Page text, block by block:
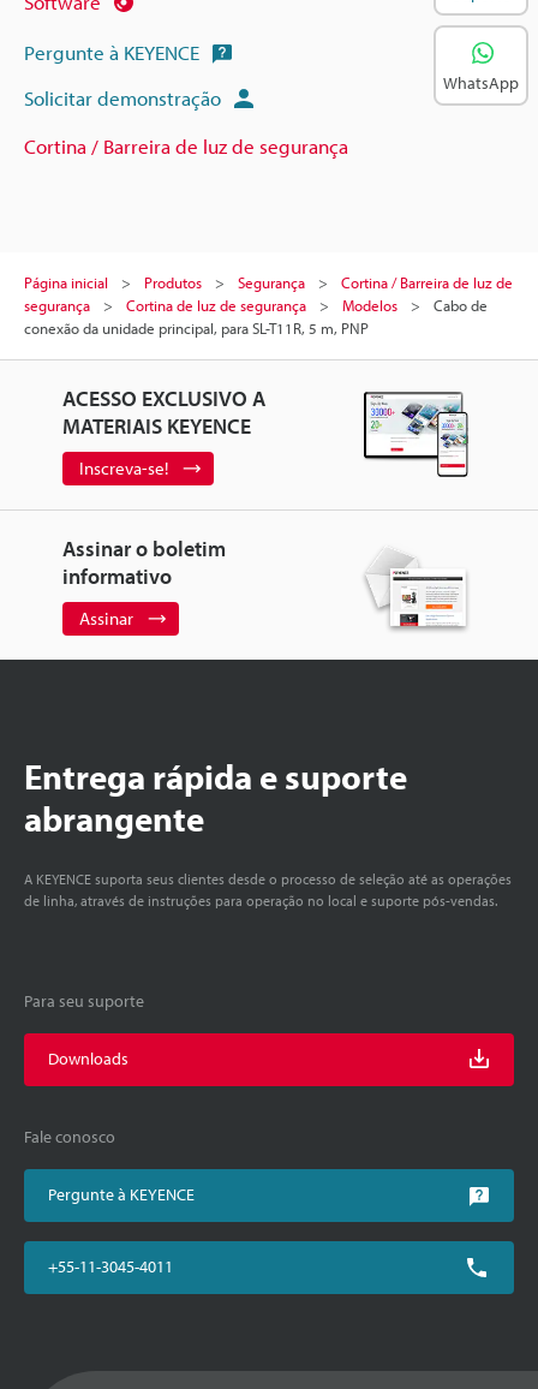
Pergunte à KEYENCE
Solicitar demonstração
Cortina / Barreira de luz de segurança
Página inicial Produtos Segurança
Cortina / Barreira de luz de
segurança
Cortina de luz de segurança Modelos
Cabo de
conexão da unidade principal, para SL-T11R, 5 m, PNP
ACESSO EXCLUSIVO A
MATERIAIS KEYENCE
Inscreva-se!
Assinar o boletim
informativo
Assinar
Entrega rápida e suporte
abrangente
A KEYENCE suporta seus clientes desde o processo de seleção até as operações
de linha, através de instruções para operação no local e suporte pós-vendas.
Para seu suporte
Downloads
Fale conosco
Pergunte à KEYENCE
+55-11-3045-4011
WhatsApp